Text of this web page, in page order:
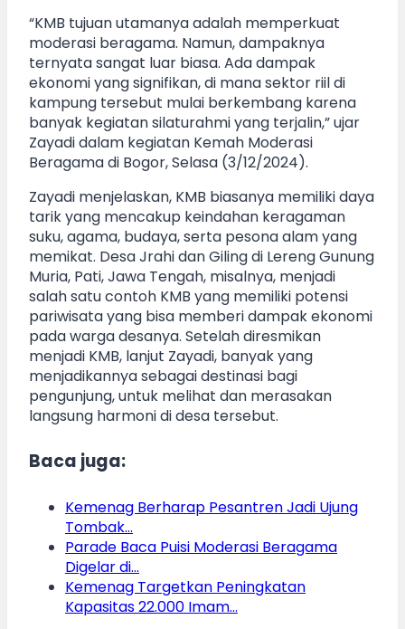
“KMB tujuan utamanya adalah memperkuat
moderasi beragama. Namun, dampaknya
ternyata sangat luar biasa. Ada dampak
ekonomi yang signifikan, di mana sektor riil di
kampung tersebut mulai berkembang karena
banyak kegiatan silaturahmi yang terjalin,” ujar
Zayadi dalam kegiatan Kemah Moderasi
Beragama di Bogor, Selasa (3/12/2024).
Zayadi menjelaskan, KMB biasanya memiliki daya
tarik yang mencakup keindahan keragaman
suku, agama, budaya, serta pesona alam yang
memikat. Desa Jrahi dan Giling di Lereng Gunung
Muria, Pati, Jawa Tengah, misalnya, menjadi
salah satu contoh KMB yang memiliki potensi
pariwisata yang bisa memberi dampak ekonomi
pada warga desanya. Setelah diresmikan
menjadi KMB, lanjut Zayadi, banyak yang
menjadikannya sebagai destinasi bagi
pengunjung, untuk melihat dan merasakan
langsung harmoni di desa tersebut.
Baca juga:
Kemenag Berharap Pesantren Jadi Ujung
Tombak…
Parade Baca Puisi Moderasi Beragama
Digelar di…
Kemenag Targetkan Peningkatan
Kapasitas 22.000 Imam…